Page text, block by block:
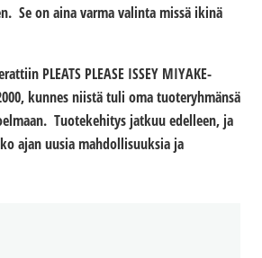
Se on aina varma valinta missä ikinä
PLEATS PLEASE ISSEY MIYAKE-
kunnes niistä tuli oma tuoteryhmänsä
Tuotekehitys jatkuu edelleen, ja
ajan uusia mahdollisuuksia ja